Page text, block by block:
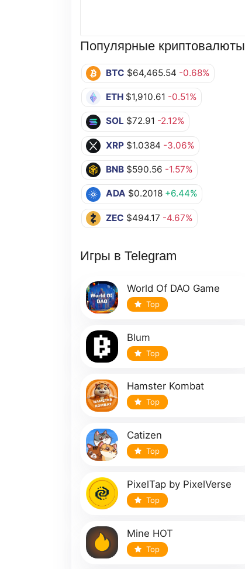
Популярные криптовалюты
BTC $64,465.54 -0.68%
ETH $1,910.61 -0.51%
SOL $72.91 -2.12%
XRP $1.0384 -3.06%
BNB $590.56 -1.57%
ADA $0.2018 +6.44%
ZEC $494.17 -4.67%
Игры в Telegram
World Of DAO Game
Top
Blum
Top
Hamster Kombat
Top
Catizen
Top
PixelTap by PixelVerse
Top
Mine HOT
Top